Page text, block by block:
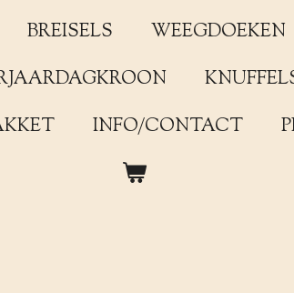
BREISELS WEEGDOEKEN
INFO/CONTACT